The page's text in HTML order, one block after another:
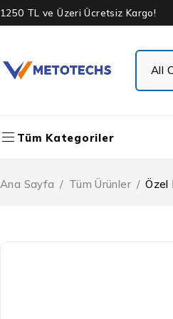
1250 TL ve Üzeri Ücretsiz Kargo!
Tüm Kategoriler
Ana Sayfa / Tüm Ürünler / Özel